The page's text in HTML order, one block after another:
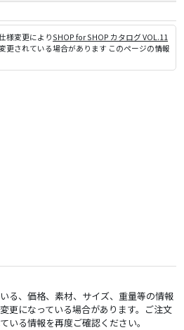
様変更によりSHOP for SHOP カタログ VOL.11
更されている場合があります このページの情報
る、価格、素材、サイズ、重量等の情報
更になっている場合があります。ご注文
いる情報を再度ご確認ください。